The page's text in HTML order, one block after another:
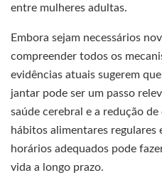
entre mulheres adultas.
Embora sejam necessários
compreender todos os
evidências atuais sugerem
jantar pode ser um passo
saúde cerebral e a redução
hábitos alimentares regulares
horários adequados pode
vida a longo prazo.